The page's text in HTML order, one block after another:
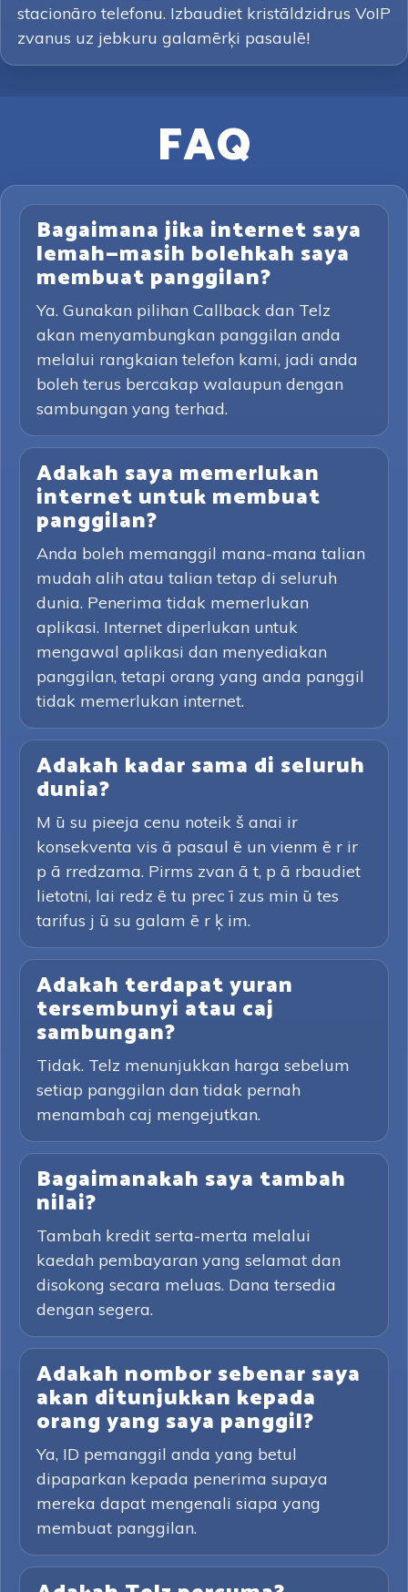
stacionāro telefonu. Izbaudiet kristāldzidrus VoIP
zvanus uz jebkuru galamērķi pasaulē!
FAQ
Bagaimana jika internet saya
lemah—masih bolehkah saya
membuat panggilan?
Ya. Gunakan pilihan Callback dan Telz
akan menyambungkan panggilan anda
melalui rangkaian telefon kami, jadi anda
boleh terus bercakap walaupun dengan
sambungan yang terhad.
Adakah saya memerlukan
internet untuk membuat
panggilan?
Anda boleh memanggil mana-mana talian
mudah alih atau talian tetap di seluruh
dunia. Penerima tidak memerlukan
aplikasi. Internet diperlukan untuk
mengawal aplikasi dan menyediakan
panggilan, tetapi orang yang anda panggil
tidak memerlukan internet.
Adakah kadar sama di seluruh
dunia?
M ū su pieeja cenu noteik š anai ir
konsekventa vis ā pasaul ē un vienm ē r ir
p ā rredzama. Pirms zvan ā t, p ā rbaudiet
lietotni, lai redz ē tu prec ī zus min ū tes
tarifus j ū su galam ē r ķ im.
Adakah terdapat yuran
tersembunyi atau caj
sambungan?
Tidak. Telz menunjukkan harga sebelum
setiap panggilan dan tidak pernah
menambah caj mengejutkan.
Bagaimanakah saya tambah
nilai?
Tambah kredit serta-merta melalui
kaedah pembayaran yang selamat dan
disokong secara meluas. Dana tersedia
dengan segera.
Adakah nombor sebenar saya
akan ditunjukkan kepada
orang yang saya panggil?
Ya, ID pemanggil anda yang betul
dipaparkan kepada penerima supaya
mereka dapat mengenali siapa yang
membuat panggilan.